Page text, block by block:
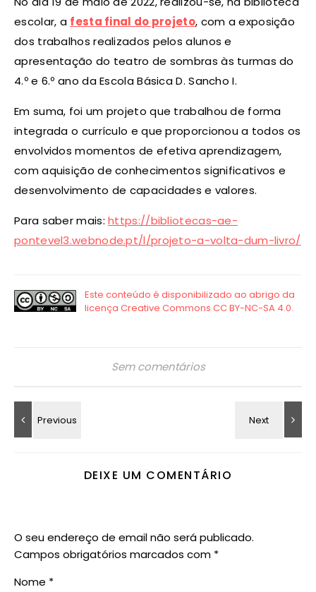
escolar, a festa final do projeto, com a exposição
dos trabalhos realizados pelos alunos e
apresentação do teatro de sombras às turmas do
4.º e 6.º ano da Escola Básica D. Sancho I.
Em suma, foi um projeto que trabalhou de forma
integrada o currículo e que proporcionou a todos os
envolvidos momentos de efetiva aprendizagem,
com aquisição de conhecimentos significativos e
desenvolvimento de capacidades e valores.
Para saber mais:https://bibliotecas-ae-
pontevel3.webnode.pt/l/projeto-a-volta-dum-livro/
Sem comentários
DEIXE UM COMENTÁRIO
O seu endereço de email não será publicado.
Campos obrigatórios marcados com *
Nome *